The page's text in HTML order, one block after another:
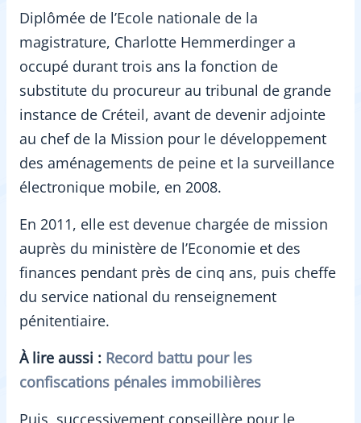
Diplômée de l’Ecole nationale de la
magistrature, Charlotte Hemmerdinger a
occupé durant trois ans la fonction de
substitute du procureur au tribunal de grande
instance de Créteil, avant de devenir adjointe
au chef de la Mission pour le développement
des aménagements de peine et la surveillance
électronique mobile, en 2008.
En 2011, elle est devenue chargée de mission
auprès du ministère de l’Economie et des
finances pendant près de cinq ans, puis cheffe
du service national du renseignement
pénitentiaire.
À lire aussi : Record battu pour les
confiscations pénales immobilières
Puis, successivement conseillère pour le